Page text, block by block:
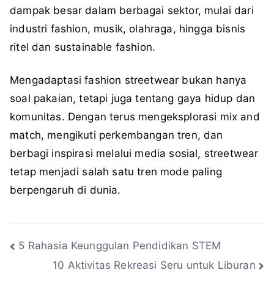
dampak besar dalam berbagai sektor, mulai dari
industri fashion, musik, olahraga, hingga bisnis
ritel dan sustainable fashion.
Mengadaptasi fashion streetwear bukan hanya
soal pakaian, tetapi juga tentang gaya hidup dan
komunitas. Dengan terus mengeksplorasi mix and
match, mengikuti perkembangan tren, dan
berbagi inspirasi melalui media sosial, streetwear
tetap menjadi salah satu tren mode paling
berpengaruh di dunia.
Navigasi
5 Rahasia Keunggulan Pendidikan STEM
10 Aktivitas Rekreasi Seru untuk Liburan